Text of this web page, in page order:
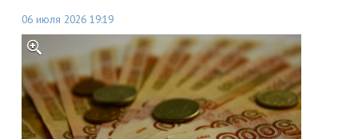
06 июля 2026 19:19